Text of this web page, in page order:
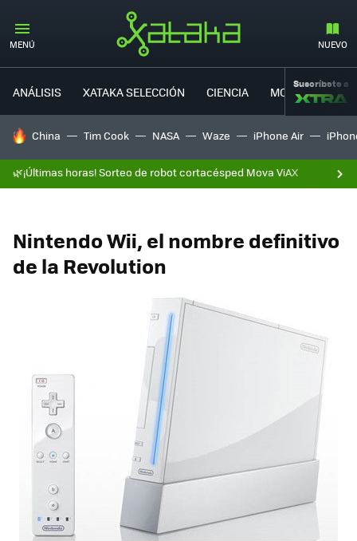
MENÚ NUEVO
ANÁLISIS XATAKA SELECCIÓN CIENCIA MOVILIDAD
Suscríbete a
HOY SE HABLA DE
China Tim Cook NASA Waze iPhone Air
🌿¡Últimas horas! Sorteo de robot cortacésped Mova ViAX
Nintendo Wii, el nombre definitivo
de la Revolution